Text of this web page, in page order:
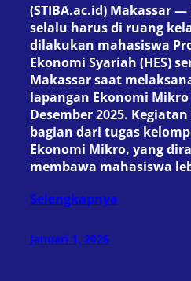
(STIBA.ac.id) Makassar
selalu harus di ruang
dilakukan mahasiswa
Ekonomi Syariah (HES)
Makassar saat
lapangan Ekonomi Mikro
Desember 2025.
bagian dari tugas
Ekonomi Mikro, yang
membawa mahasiswa
Selengkapnya
Januari 1, 2026